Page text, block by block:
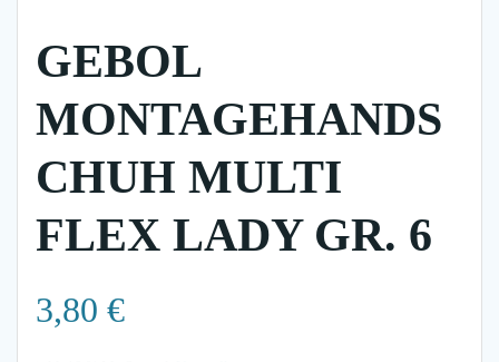
GEBOL
MONTAGEHANDS
CHUH MULTI
FLEX LADY GR. 6
3,80 €